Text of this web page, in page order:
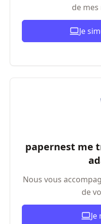
de
Je
papernest me
Nous vous
de
Je